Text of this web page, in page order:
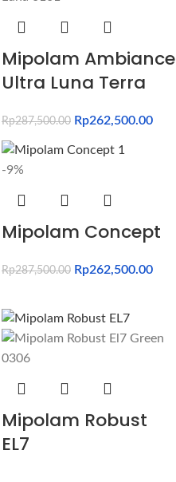
Mipolam Ambiance
Ultra Luna Terra
Rp287,500.00 Rp262,500.00
-9%
Mipolam Concept
Rp287,500.00 Rp262,500.00
Mipolam Robust
EL7